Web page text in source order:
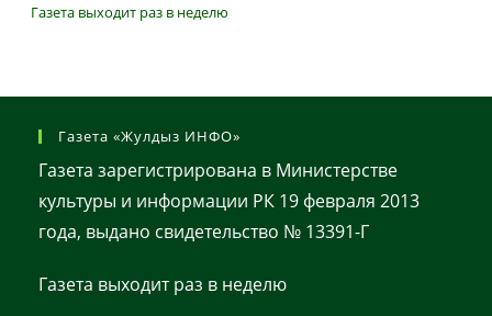
Газета выходит раз в неделю
Газета «Жулдыз ИНФО»
Газета зарегистрирована в Министерстве
культуры и информации РК 19 февраля 2013
года, выдано свидетельство № 13391-Г
Газета выходит раз в неделю